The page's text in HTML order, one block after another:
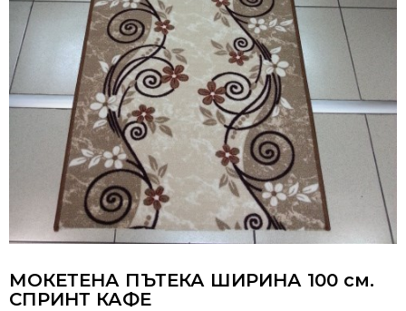
МОКЕТЕНА ПЪТЕКА ШИРИНА 100 см.
СПРИНТ КАФЕ